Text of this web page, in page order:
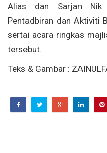
Alias dan Sarjan
Pentadbiran dan Aktiviti
sertai acara ringkas
tersebut.
Teks & Gambar :